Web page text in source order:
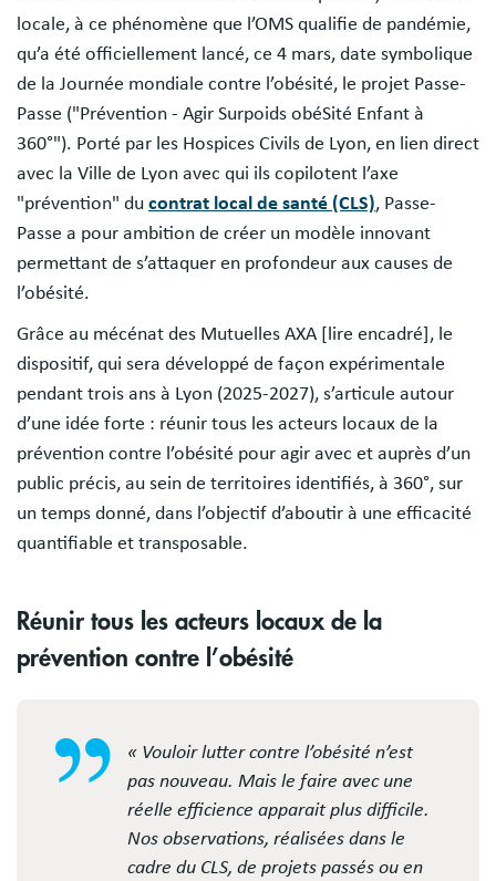
locale, à ce phénomène que l’OMS qualifie de pandémie,
qu’a été officiellement lancé, ce 4 mars, date symbolique
de la Journée mondiale contre l’obésité, le projet Passe-
Passe ("Prévention - Agir Surpoids obéSité Enfant à
360°"). Porté par les Hospices Civils de Lyon, en lien direct
avec la Ville de Lyon avec qui ils copilotent l’axe
"prévention" du contrat local de santé (CLS), Passe-
Passe a pour ambition de créer un modèle innovant
permettant de s’attaquer en profondeur aux causes de
l’obésité.
Grâce au mécénat des Mutuelles AXA [lire encadré], le
dispositif, qui sera développé de façon expérimentale
pendant trois ans à Lyon (2025-2027), s’articule autour
d’une idée forte : réunir tous les acteurs locaux de la
prévention contre l’obésité pour agir avec et auprès d’un
public précis, au sein de territoires identifiés, à 360°, sur
un temps donné, dans l’objectif d’aboutir à une efficacité
quantifiable et transposable.
Réunir tous les acteurs locaux de la
prévention contre l’obésité
« Vouloir lutter contre l’obésité n’est
pas nouveau. Mais le faire avec une
réelle efficience apparait plus difficile.
Nos observations, réalisées dans le
cadre du CLS, de projets passés ou en